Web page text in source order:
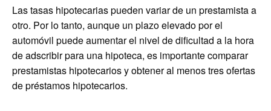
Las tasas hipotecarias pueden variar de un prestamista a
otro. Por lo tanto, aunque un plazo elevado por el
automóvil puede aumentar el nivel de dificultad a la hora
de adscribir para una hipoteca, es importante comparar
prestamistas hipotecarios y obtener al menos tres ofertas
de préstamos hipotecarios.